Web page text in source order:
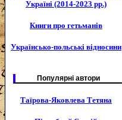
Україні (2014-2023 рр.)
Книги про гетьманів
Українсько-польські відносини
Популярні автори
Таїрова-Яковлева Тетяна